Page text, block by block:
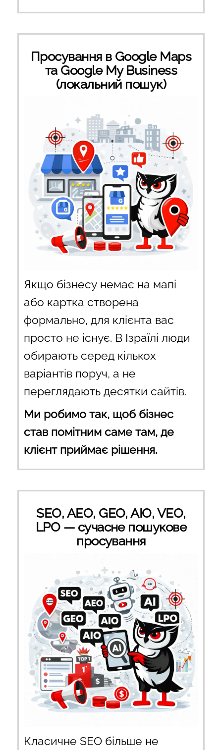
Просування в Google Maps
та Google My Business
(локальний пошук)
Якщо бізнесу немає на мапі
або картка створена
формально, для клієнта вас
просто не існує. В Ізраїлі люди
обирають серед кількох
варіантів поруч, а не
переглядають десятки сайтів.
Ми робимо так, щоб бізнес
став помітним саме там, де
клієнт приймає рішення.
SEO, AEO, GEO, AIO, VEO,
LPO — сучасне пошукове
просування
Класичне SEO більше не